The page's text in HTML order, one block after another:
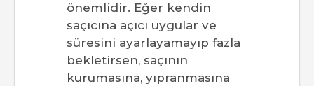
önemlidir. Eğer kendin
saçıcına açıcı uygular ve
süresini ayarlayamayıp fazla
bekletirsen, saçının
kurumasına, yıpranmasına